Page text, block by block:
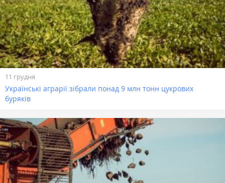
11 грудня
Українські аграрії зібрали понад 9 млн тонн цукрових
буряків